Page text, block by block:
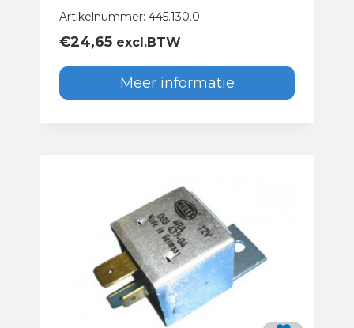
Artikelnummer: 445.130.0
€24,65 excl.BTW
Meer informatie